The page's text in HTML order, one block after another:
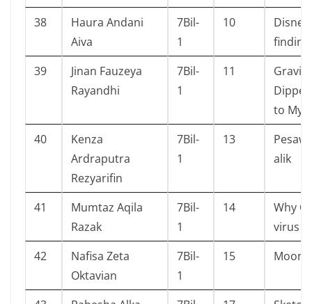
38
Haura Andani
Aiva
7Bil-
1
10
Disney
39
Jinan Fauzeya
Rayandhi
7Bil-
1
11
to
40
Kenza
Ardraputra
Rezyarifin
7Bil-
1
13
alik
41
Mumtaz Aqila
Razak
7Bil-
1
14
Why
virus
42
Nafisa Zeta
Oktavian
7Bil-
1
15 Moon